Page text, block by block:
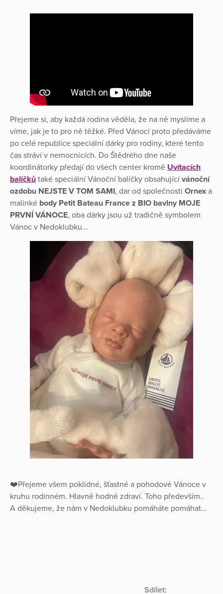
Přejeme si, aby každá rodina věděla, že na ně myslíme a
víme, jak je to pro ně těžké. Před Vánoci proto předáváme
po celé republice speciální dárky pro rodiny, které tento
čas stráví v nemocnicích. Do Štědrého dne naše
koordinátorky předají do všech center kromě Uvítacích
balíčků také speciální Vánoční balíčky obsahujícívánoční
ozdobu NEJSTE V TOM SAMI, dar od společnosti Ornex a
malinké body Petit Bateau France z BIO bavlny MOJE
PRVNÍ VÁNOCE, oba dárky jsou už tradičně symbolem
Vánoc v Nedoklubku...
❤️Přejeme všem poklidné, šťastné a pohodové Vánoce v
kruhu rodinném. Hlavně hodně zdraví. Toho především..
A děkujeme, že nám v Nedoklubku pomáháte pomáhat...
Sdílet: